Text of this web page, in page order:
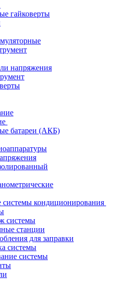
гайковерты
напряжения
батареи (АКБ)
кондиционирования
системы
станции
для заправки
системы
системы